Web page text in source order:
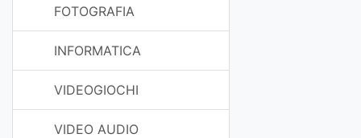
FOTOGRAFIA
INFORMATICA
VIDEOGIOCHI
VIDEO AUDIO